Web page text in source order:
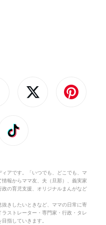
アです。「いつでも、どこでも、マ
報からママ友、夫（旦那）、義実家
政の育児支援、オリジナルまんがなど
きしたいときなど、ママの日常に寄
ストレーター・専門家・行政・タレ
指していきます。